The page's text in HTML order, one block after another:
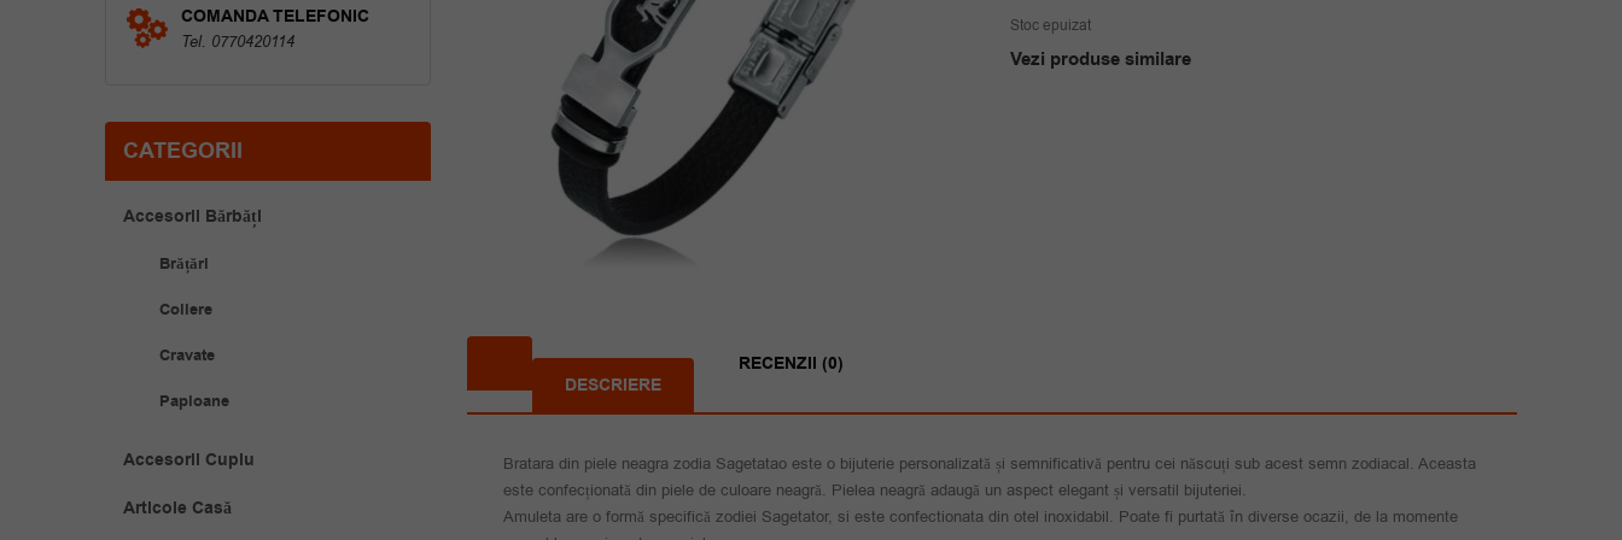
Stoc epuizat
Vezi produse similare
DESCRIERE
RECENZII (0)
Bratara din piele neagra zodia Sagetatao este o bijuterie personalizată și semnificativă pentru cei născuți sub acest semn zodiacal. Aceasta
este confecționată din piele de culoare neagră. Pielea neagră adaugă un aspect elegant și versatil bijuteriei.
Amuleta are o formă specifică zodiei Sagetator, si este confectionata din otel inoxidabil. Poate fi purtată în diverse ocazii, de la momente
COMANDA TELEFONIC
Tel. 0770420114
CATEGORII
Accesorii Bărbăți
Brățări
Coliere
Cravate
Papioane
Accesorii Cuplu
Articole Casă